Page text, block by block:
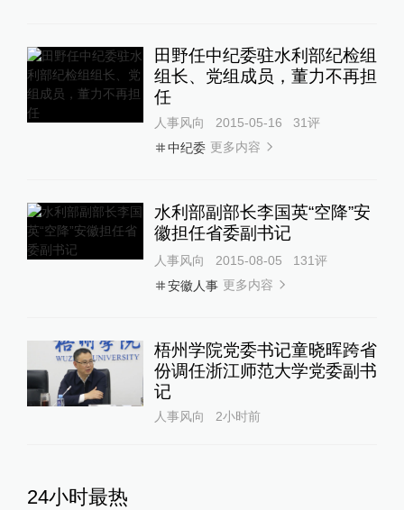
田野任中纪委驻水利部纪检组
组长、党组成员，董力不再担
任
人事风向 2015-05-16 31评
中纪委 更多内容
水利部副部长李国英“空降”安
徽担任省委副书记
人事风向 2015-08-05 131评
安徽人事 更多内容
梧州学院党委书记童晓晖跨省
份调任浙江师范大学党委副书
记
人事风向 2小时前
24小时最热